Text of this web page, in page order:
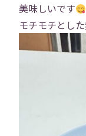
美味しいです
モチモチとし